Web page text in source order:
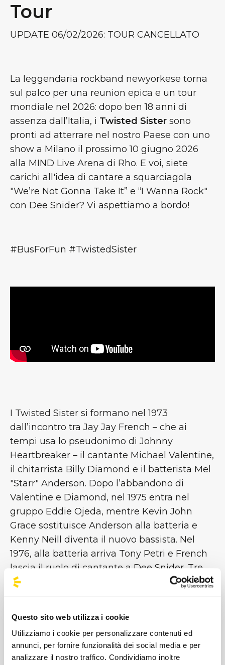
Questo sito web utilizza i cookie
Utilizziamo i cookie per personalizzare contenuti ed
annunci, per fornire funzionalità dei social media e per
analizzare il nostro traffico. Condividiamo inoltre
Tour
UPDATE 06/02/2026: TOUR CANCELLATO
La leggendaria rockband newyorkese torna
sul palco per una reunion epica e un tour
mondiale nel 2026: dopo ben 18 anni di
assenza dall’Italia, i Twisted Sister sono
pronti ad atterrare nel nostro Paese con uno
show a Milano il prossimo 10 giugno 2026
alla MIND Live Arena di Rho. E voi, siete
carichi all'idea di cantare a squarciagola
"We’re Not Gonna Take It” e “I Wanna Rock"
con Dee Snider? Vi aspettiamo a bordo!
#BusForFun #TwistedSister
I Twisted Sister si formano nel 1973
dall’incontro tra Jay Jay French – che ai
tempi usa lo pseudonimo di Johnny
Heartbreaker – il cantante Michael Valentine,
il chitarrista Billy Diamond e il batterista Mel
"Starr" Anderson. Dopo l’abbandono di
Valentine e Diamond, nel 1975 entra nel
gruppo Eddie Ojeda, mentre Kevin John
Grace sostituisce Anderson alla batteria e
Kenny Neill diventa il nuovo bassista. Nel
1976, alla batteria arriva Tony Petri e French
lascia il ruolo di cantante a Dee Snider. Tre
anni più tardi la band incide il singolo "I'll
never grow up now" / "Under the blade" con
Records. Dopo un’altra serie di cambi di
formazione, i Twisted firmano con la Secret
Records e nel giugno del 1982 pubblicano